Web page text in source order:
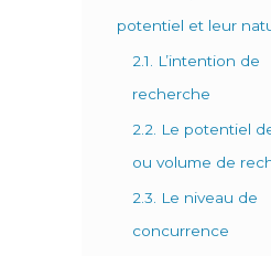
potentiel et leur
2.1. L’intention de
recherche
2.2. Le potentiel
ou volume de
2.3. Le niveau de
concurrence